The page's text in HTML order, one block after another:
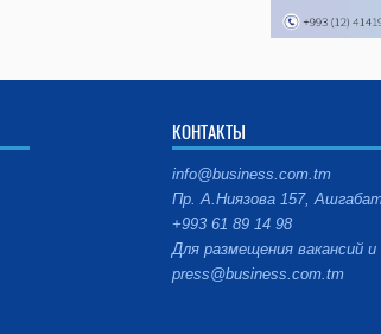
КОНТАКТЫ
info@business.com.tm
Пр. А.Ниязова 157,
+993 61 89 14 98
Для размещения вакансий и
press@business.com.tm